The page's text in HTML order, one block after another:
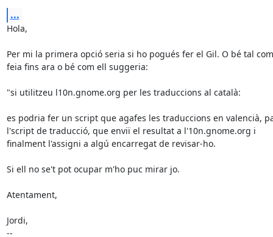
...
Hola,
Per mi la primera opció seria si ho pogués fer el Gil. O bé tal
feia fins ara o bé com ell suggeria:
"si utilitzeu l10n.gnome.org per les traduccions al català:
es podria fer un script que agafes les traduccions en valencià,
l'script de traducció, que enviï el resultat a l'10n.gnome.org i
finalment l'assigni a algú encarregat de revisar-ho.
Si ell no se't pot ocupar m'ho puc mirar jo.
Atentament,
Jordi,
--